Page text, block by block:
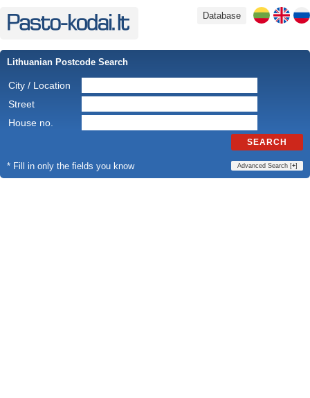
Database
Lithuanian Postcode Search
City / Location
Street
House no.
SEARCH
* Fill in only the fields you know Advanced Search [+]